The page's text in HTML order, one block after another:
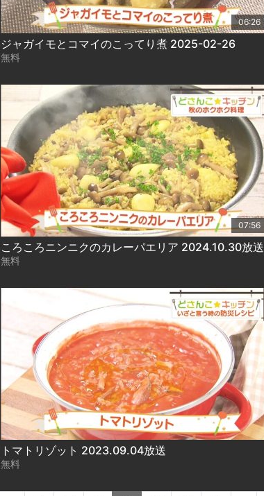
06:26
ジャガイモとコマイのこってり煮 2025-02-26
無料
07:56
ころころニンニクのカレーパエリア 2024.10.30放送
無料
トマトリゾット 2023.09.04放送
無料